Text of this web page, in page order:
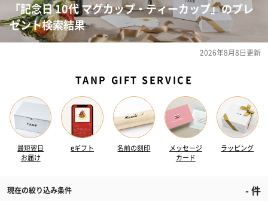
「記念日 10代 マグカップ・ティーカップ」のプレ
ゼント検索結果
2026年8月8日更新
TANP GIFT SERVICE
最短翌日
お届け
eギフト 名前の刻印
メッセージ
カード
ラッピング
現在の絞り込み条件 -件